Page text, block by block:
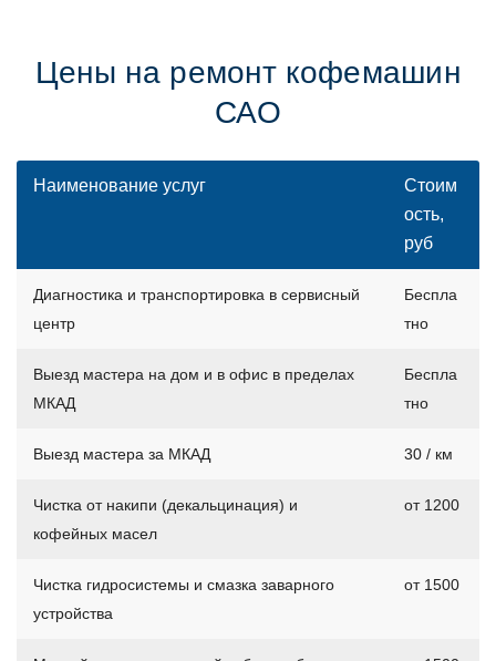
Цены на ремонт кофемашин
САО
Наименование услуг
Стоим
ость,
руб
Диагностика и транспортировка в сервисный
центр
Беспла
тно
Выезд мастера на дом и в офис в пределах
МКАД
Беспла
тно
Выезд мастера за МКАД 30 / км
Чистка от накипи (декальцинация) и
кофейных масел
от 1200
Чистка гидросистемы и смазка заварного
устройства
от 1500